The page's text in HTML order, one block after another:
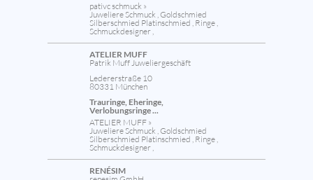
pativc schmuck »
Juweliere Schmuck , Goldschmied
Silberschmied Platinschmied , Ringe ,
Schmuckdesigner ,
ATELIER MUFF
Patrik Muff Juweliergeschäft
Ledererstraße 10
80331 München
Trauringe, Eheringe,
Verlobungsringe ...
ATELIER MUFF »
Juweliere Schmuck , Goldschmied
Silberschmied Platinschmied , Ringe ,
Schmuckdesigner ,
RENÉSIM